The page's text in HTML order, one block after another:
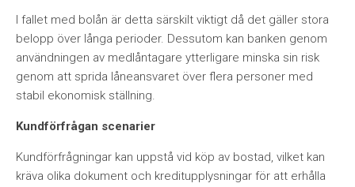
I fallet med bolån är detta särskilt viktigt då det gäller stora
belopp över långa perioder. Dessutom kan banken genom
användningen av medlåntagare ytterligare minska sin risk
genom att sprida låneansvaret över flera personer med
stabil ekonomisk ställning.
Kundförfrågan scenarier
Kundförfrågningar kan uppstå vid köp av bostad, vilket kan
kräva olika dokument och kreditupplysningar för att erhålla